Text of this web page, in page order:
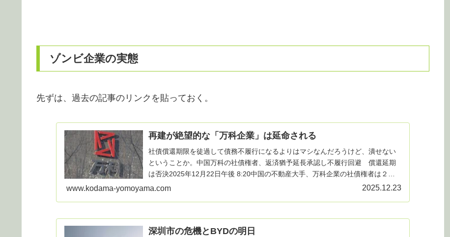
ゾンビ企業の実態
先ずは、過去の記事のリンクを貼っておく。
再建が絶望的な「万科企業」は延命される
社債償還期限を徒過して債務不履行になるよりはマシなんだろうけど、潰せない
ということか。中国万科の社債権者、返済猶予延長承認し不履行回避 償還延期
は否決2025年12月22日午後 8:20中国の不動産大手、万科企業の社債権者は２２
日、今月１５…
www.kodama-yomoyama.com 2025.12.23
深圳市の危機とBYDの明日